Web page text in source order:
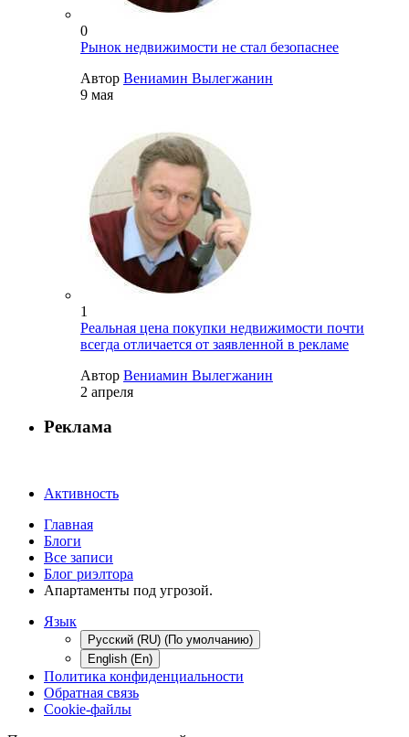
0
Рынок недвижимости не стал безопаснее
Автор Вениамин Вылегжанин
9 мая
1
Реальная цена покупки недвижимости почти
всегда отличается от заявленной в рекламе
Автор Вениамин Вылегжанин
2 апреля
Реклама
Активность
Главная
Блоги
Все записи
Блог риэлтора
Апартаменты под угрозой.
Язык
Русский (RU) (По умолчанию)
English (En)
Политика конфиденциальности
Обратная связь
Cookie-файлы